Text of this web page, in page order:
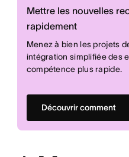
Mettre les nouvelles
rapidement
Menez à bien les projets
intégration simplifiée des
compétence plus rapide.
Découvrir comment